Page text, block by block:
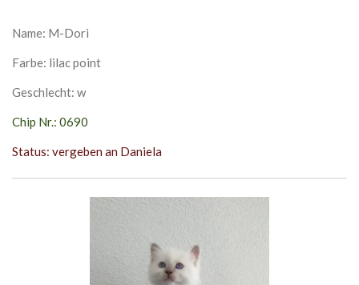
Name: M-Dori
Farbe: lilac point
Geschlecht: w
Chip Nr.: 0690
Status: vergeben an Daniela